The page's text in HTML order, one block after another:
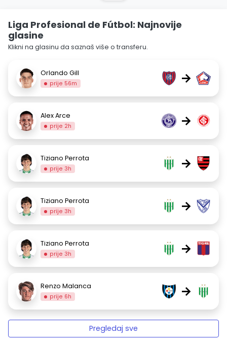
Liga Profesional de Fútbol: Najnovije
glasine
Klikni na glasinu da saznaš više o transferu.
Orlando Gill
prije 56m →
Alex Arce
prije 2h →
Tiziano Perrota
prije 3h →
Tiziano Perrota
prije 3h →
Tiziano Perrota
prije 3h →
Renzo Malanca
prije 6h →
Pregledaj sve